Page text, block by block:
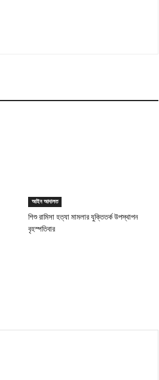
আইন আদালত
শিশু রামিসা হত্যা মামলার যুক্তিতর্ক উপস্থাপন
বৃহস্পতিবার